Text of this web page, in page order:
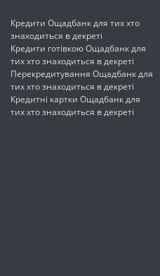
Кредити Ощадбанк для тих хто
знаходиться в декреті
Кредити готівкою Ощадбанк для
тих хто знаходиться в декреті
Перекредитування Ощадбанк для
тих хто знаходиться в декреті
Кредитні картки Ощадбанк для
тих хто знаходиться в декреті